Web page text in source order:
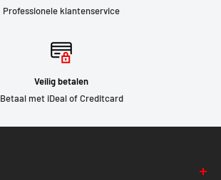
Professionele klantenservice
Veilig betalen
Betaal met iDeal of Creditcard